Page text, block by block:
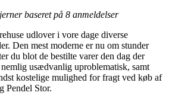
baseret på 8 anmeldelser
udlover i vore dage diverse
Den mest moderne er nu om stunder
du blot de bestilte varer den dag der
usædvanlig uproblematisk, samt
kostelige mulighed for fragt ved køb af
Pendel Stor.